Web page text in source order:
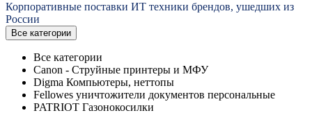
Корпоративные поставки ИТ техники брендов, ушедших из
России
Все категории
Все категории
Canon - Струйные принтеры и МФУ
Digma Компьютеры, неттопы
Fellowes уничтожители документов персональные
PATRIOT Газонокосилки